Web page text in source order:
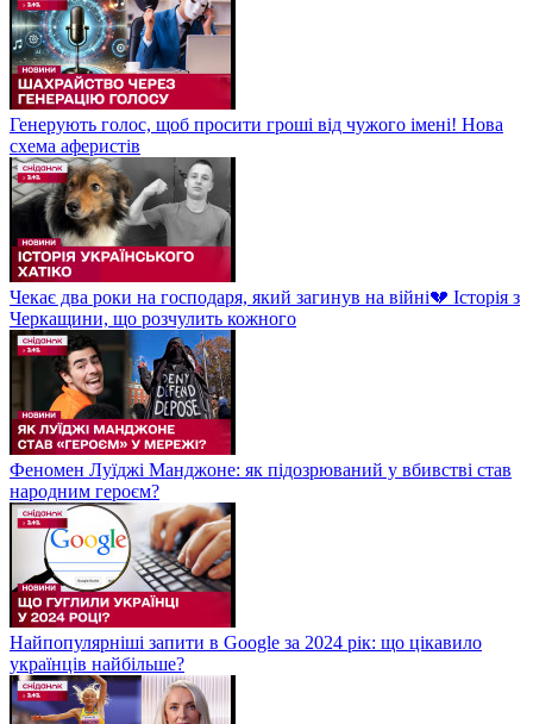
Генерують голос, щоб просити гроші від чужого імені! Нова
схема аферистів
Чекає два роки на господаря, який загинув на війні💔 Історія з
Черкащини, що розчулить кожного
Феномен Луїджі Манджоне: як підозрюваний у вбивстві став
народним героєм?
Найпопулярніші запити в Google за 2024 рік: що цікавило
українців найбільше?